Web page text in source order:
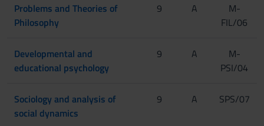
Problems and Theories of
Philosophy
9 A
M-
FIL/06
Developmental and
educational psychology
9 A
M-
PSI/04
Sociology and analysis of
social dynamics
9 A SPS/07